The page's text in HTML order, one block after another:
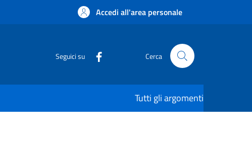
Accedi all'area personale
Seguici su Cerca
Tutti gli argomenti